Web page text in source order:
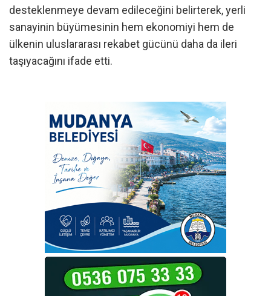
desteklenmeye devam edileceğini belirterek, yerli
sanayinin büyümesinin hem ekonomiyi hem de
ülkenin uluslararası rekabet gücünü daha da ileri
taşıyacağını ifade etti.